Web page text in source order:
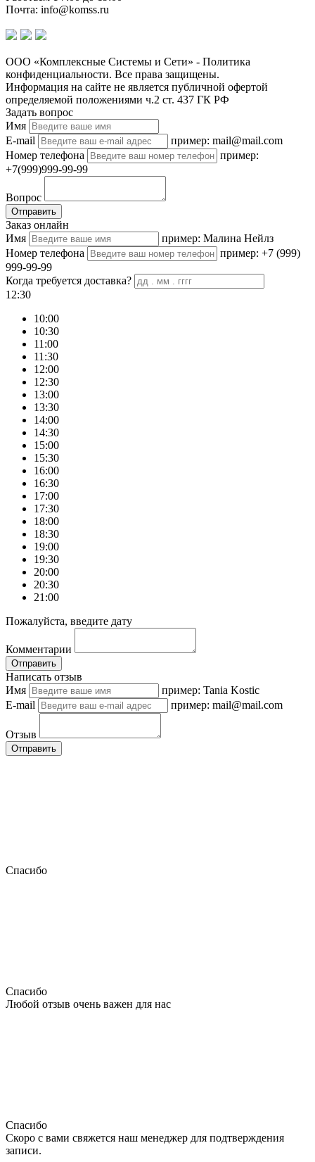
Почта: info@komss.ru
ООО «Комплексные Системы и Сети» - Политика
конфиденциальности. Все права защищены.
Информация на сайте не является публичной офертой
определяемой положениями ч.2 ст. 437 ГК РФ
Задать вопрос
Имя
E-mail
пример: mail@mail.com
Номер телефона
пример:
+7(999)999-99-99
Вопрос
Отправить
Заказ онлайн
Имя
пример: Малина Нейлз
Номер телефона
пример: +7 (999)
999-99-99
Когда требуется доставка?
12:30
10:00
10:30
11:00
11:30
12:00
12:30
13:00
13:30
14:00
14:30
15:00
15:30
16:00
16:30
17:00
17:30
18:00
18:30
19:00
19:30
20:00
20:30
21:00
Пожалуйста, введите дату
Комментарии
Отправить
Написать отзыв
Имя
пример: Tania Kostic
E-mail
пример: mail@mail.com
Отзыв
Отправить
Спасибо
Спасибо
Любой отзыв очень важен для нас
Спасибо
Скоро с вами свяжется наш менеджер для подтверждения
записи.